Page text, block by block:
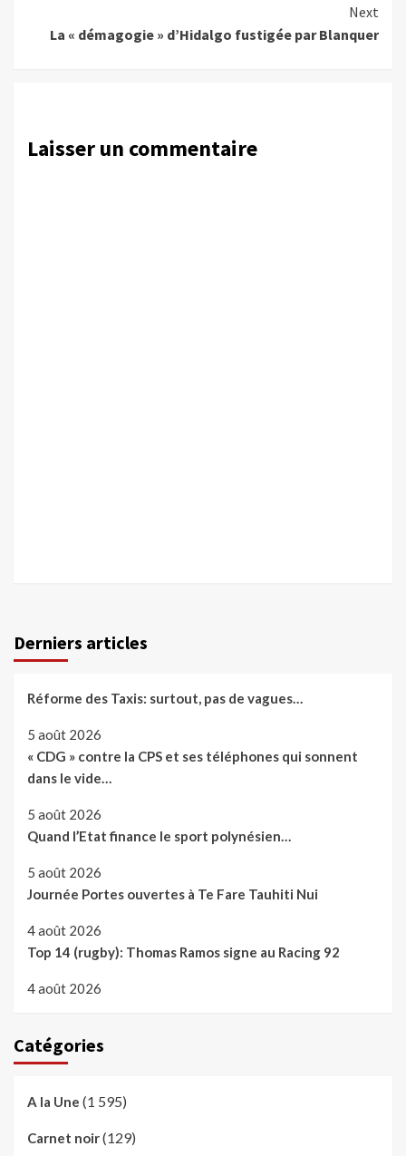
Next
La « démagogie » d’Hidalgo fustigée par Blanquer
Laisser un commentaire
Derniers articles
Réforme des Taxis: surtout, pas de vagues…
5 août 2026
« CDG » contre la CPS et ses téléphones qui sonnent
dans le vide…
5 août 2026
Quand l’Etat finance le sport polynésien…
5 août 2026
Journée Portes ouvertes à Te Fare Tauhiti Nui
4 août 2026
Top 14 (rugby): Thomas Ramos signe au Racing 92
4 août 2026
Catégories
A la Une (1 595)
Carnet noir(129)